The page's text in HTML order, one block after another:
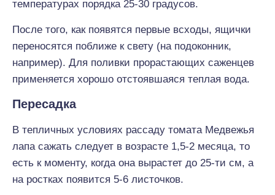
температурах порядка 25-30 градусов.
После того, как появятся первые всходы, ящички
переносятся поближе к свету (на подоконник,
например). Для поливки прорастающих саженцев
применяется хорошо отстоявшаяся теплая вода.
Пересадка
В тепличных условиях рассаду томата Медвежья
лапа сажать следует в возрасте 1,5-2 месяца, то
есть к моменту, когда она вырастет до 25-ти см, а
на ростках появится 5-6 листочков.